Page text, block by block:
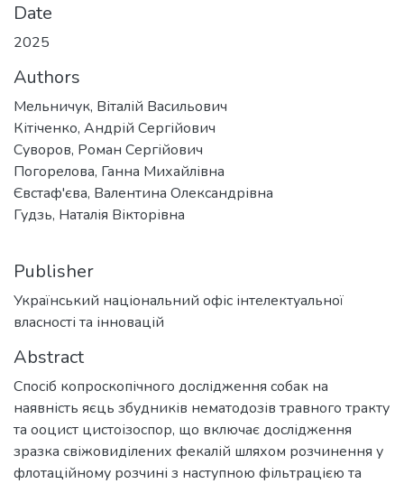
Date
2025
Authors
Мельничук, Віталій Васильович
Кітіченко, Андрій Сергійович
Суворов, Роман Сергійович
Погорелова, Ганна Михайлівна
Євстаф'єва, Валентина Олександрівна
Гудзь, Наталія Вікторівна
Publisher
Український національний офіс інтелектуальної
власності та інновацій
Abstract
Спосіб копроскопічного дослідження собак на
наявність яєць збудників нематодозів травного тракту
та ооцист цистоізоспор, що включає дослідження
зразка свіжовиділених фекалій шляхом розчинення у
флотаційному розчині з наступною фільтрацією та